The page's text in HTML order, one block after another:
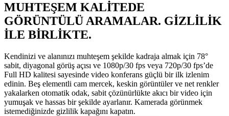
MUHTEŞEM KALİTEDE
GÖRÜNTÜLÜ ARAMALAR. GİZLİLİK
İLE BİRLİKTE.
Kendinizi ve alanınızı muhteşem şekilde kadraja almak için 78°
sabit, diyagonal görüş açısı ve 1080p/30 fps veya 720p/30 fps’de
Full HD kalitesi sayesinde video konferans güçlü bir ilk izlenim
edinin. Beş elementli cam mercek, keskin görüntüler ve net renkler
yakalarken otomatik odak, sabit çözünürlükte akıcı bir video için
yumuşak ve hassas bir şekilde ayarlanır. Kamerada görünmek
istemediğinizde gizlilik kapağını kapatın.